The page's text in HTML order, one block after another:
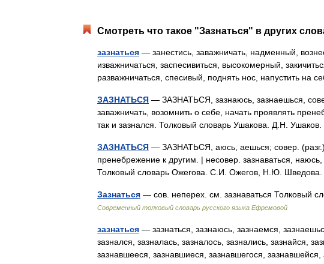
Смотреть что такое "Зазнаться" в других
зазнаться — занестись, заважничать, надменный,
изважничаться, заспесивиться, высокомерный,
разважничаться, спесивый, поднять нос, напустить на
ЗАЗНАТЬСЯ — ЗАЗНАТЬСЯ, зазнаюсь, зазнаешься,
заважничать, возомнить о себе, начать проявлять
так и зазнался. Толковый словарь Ушакова. Д.Н.
ЗАЗНАТЬСЯ — ЗАЗНАТЬСЯ, аюсь, аешься; совер.
пренебрежение к другим. | несовер. зазнаваться,
Толковый словарь Ожегова. С.И. Ожегов, Н.Ю.
Зазнаться — сов. неперех. см. зазнаваться
Современный толковый словарь русского языка Ефремовой
зазнаться — зазнаться, зазнаюсь, зазнаемся,
зазнался, зазналась, зазналось, зазнались, зазнайся,
зазнавшееся, зазнавшиеся, зазнавшегося,